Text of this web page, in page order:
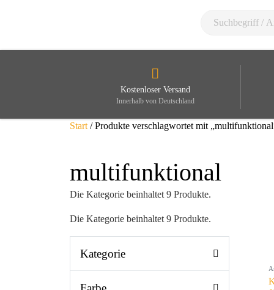
Kostenloser Versand
Innerhalb von Deutschland
Start / Produkte verschlagwortet mit
multifunktional
Die Kategorie beinhaltet 9 Produkte.
Die Kategorie beinhaltet 9 Produkte.
Kategorie